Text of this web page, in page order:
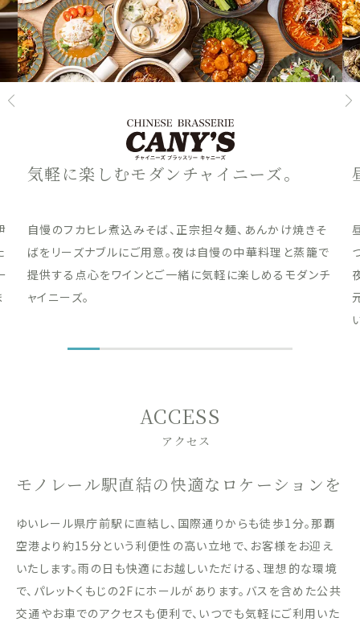
気軽に楽しむモダンチャイニーズ。
自慢のフカヒレ煮込みそば、正宗担々麺、あんかけ焼きそ
ばをリーズナブルにご用意。夜は自慢の中華料理と蒸籠で
提供する点心をワインとご一緒に気軽に楽しめるモダンチ
ャイニーズ。
ACCESS
アクセス
モノレール駅直結の快適なロケーションを
ゆいレール県庁前駅に直結し、国際通りからも徒歩1分。那覇
空港より約15分という利便性の高い立地で、お客様をお迎え
いたします。雨の日も快適にお越しいただける、理想的な環境
で、パレットくもじの2Fにホールがあります。バスを含めた公共
交通やお車でのアクセスも便利で、いつでも気軽にご利用いた